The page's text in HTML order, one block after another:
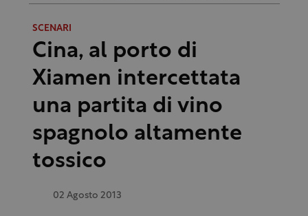
SCENARI
Cina, al porto di
Xiamen intercettata
una partita di vino
spagnolo altamente
tossico
02 Agosto 2013